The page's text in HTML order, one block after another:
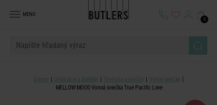
MENU
0
Domov Dekorácie a doplnky Svietniky a sviečky
Vonné sviečky
MELLOW MOOD Vonná sviečka True Pacific Love